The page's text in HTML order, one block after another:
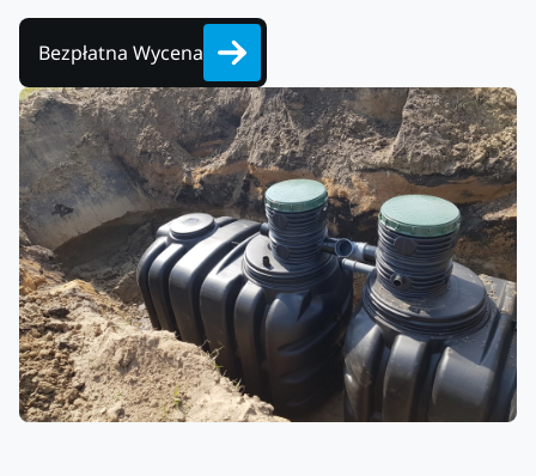
Bezpłatna Wycena